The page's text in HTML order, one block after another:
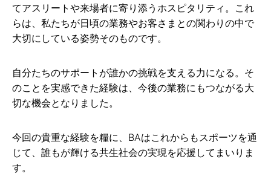
てアスリートや来場者に寄り添うホスピタリティ。これ
らは、私たちが日頃の業務やお客さまとの関わりの中で
大切にしている姿勢そのものです。
自分たちのサポートが誰かの挑戦を支える力になる。そ
のことを実感できた経験は、今後の業務にもつながる大
切な機会となりました。
今回の貴重な経験を糧に、BAはこれからもスポーツを通
じて、誰もが輝ける共生社会の実現を応援してまいりま
す。